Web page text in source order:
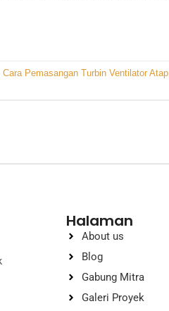
Cara Pemasangan Turbin Ventilator Atap
Halaman
About us
Blog
Gabung Mitra
Galeri Proyek